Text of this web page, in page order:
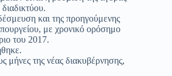
και της προηγούμενης
με χρονικό ορόσημο
του 2017.
μήνες της νέας διακυβέρνησης,